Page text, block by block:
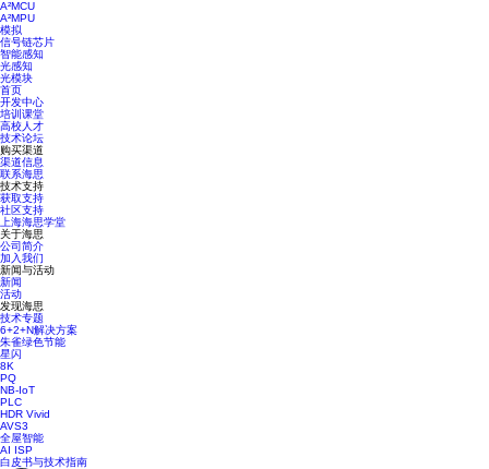
A²MCU
A²MPU
模拟
信号链芯片
智能感知
光感知
光模块
首页
开发中心
培训课堂
高校人才
技术论坛
购买渠道
渠道信息
联系海思
技术支持
获取支持
社区支持
上海海思学堂
关于海思
公司简介
加入我们
新闻与活动
新闻
活动
发现海思
技术专题
6+2+N解决方案
朱雀绿色节能
星闪
8K
PQ
NB-IoT
PLC
HDR Vivid
AVS3
全屋智能
AI ISP
白皮书与技术指南